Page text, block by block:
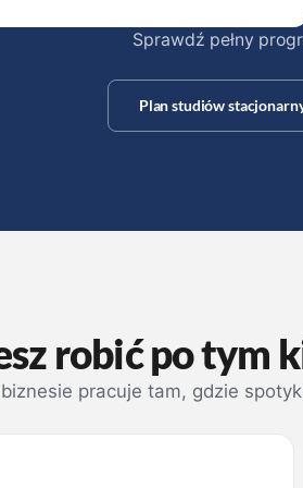
Sprawdź pełny
Plan studiów
robić po tym
pracuje tam, gdzie